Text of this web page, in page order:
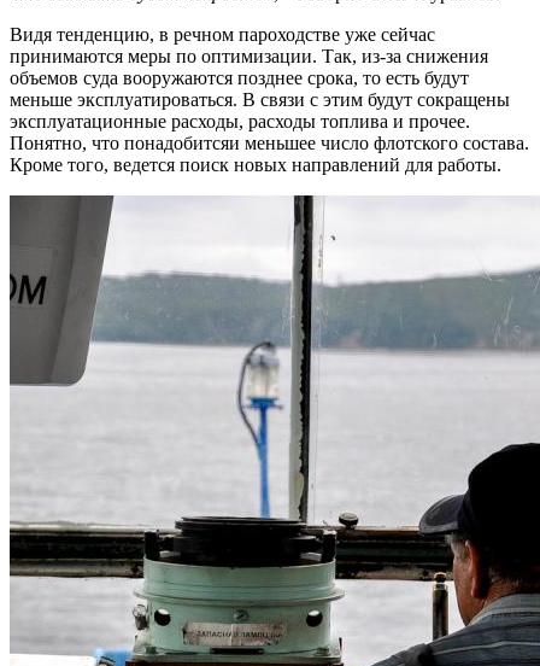
Видя тенденцию, в речном пароходстве уже сейчас
принимаются меры по оптимизации. Так, из-за снижения
объемов суда вооружаются позднее срока, то есть будут
меньше эксплуатироваться. В связи с этим будут сокращены
эксплуатационные расходы, расходы топлива и прочее.
Понятно, что понадобитсяи меньшее число флотского состава.
Кроме того, ведется поиск новых направлений для работы.